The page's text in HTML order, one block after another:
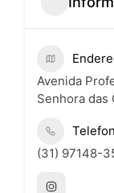
Avenida
Senhora das
(31) 97148-